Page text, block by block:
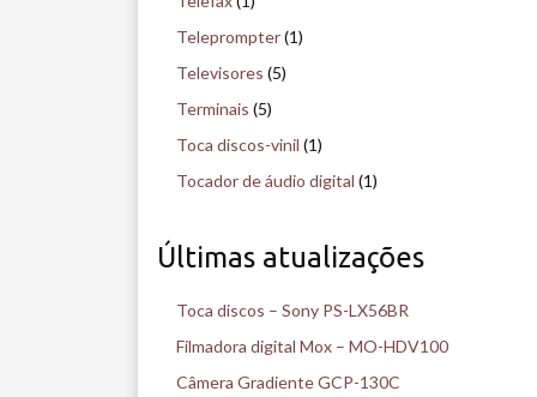
Teleprompter(1)
Televisores (5)
Terminais (5)
Toca discos-vinil (1)
Tocador de áudio digital (1)
Últimas atualizações
Toca discos – Sony PS-LX56BR
Filmadora digital Mox – MO-HDV100
Câmera Gradiente GCP-130C